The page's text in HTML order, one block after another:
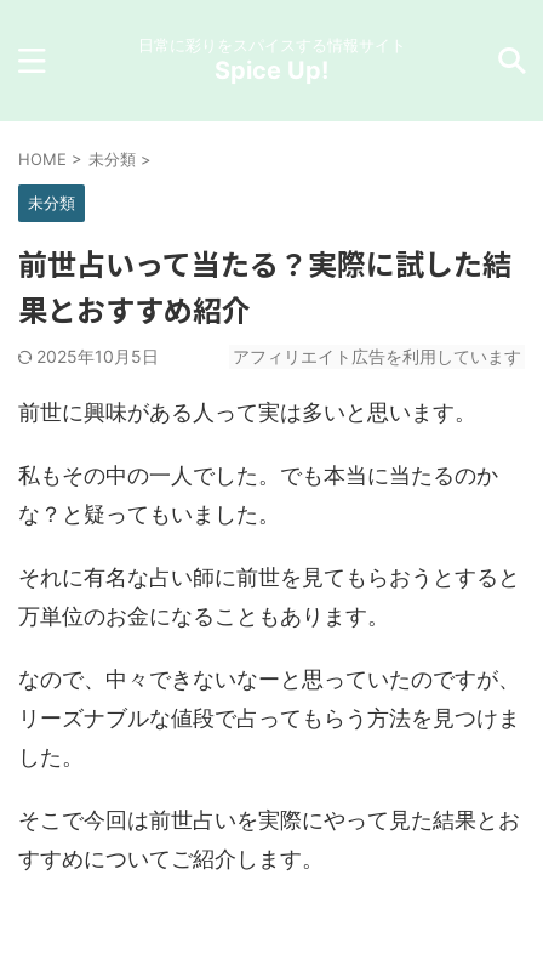
日常に彩りをスパイスする情報サイト
Spice Up!
HOME > 未分類 >
未分類
前世占いって当たる？実際に試した結
果とおすすめ紹介
2025年10月5日 アフィリエイト広告を利用しています
前世に興味がある人って実は多いと思います。
私もその中の一人でした。でも本当に当たるのか
な？と疑ってもいました。
それに有名な占い師に前世を見てもらおうとすると
万単位のお金になることもあります。
なので、中々できないなーと思っていたのですが、
リーズナブルな値段で占ってもらう方法を見つけま
した。
そこで今回は前世占いを実際にやって見た結果とお
すすめについてご紹介します。